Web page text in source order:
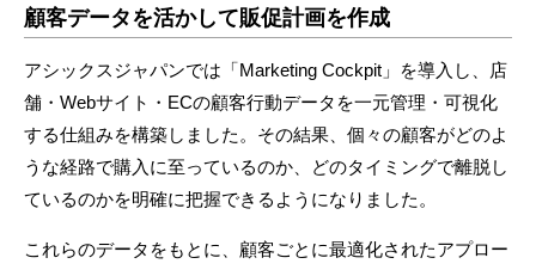
顧客データを活かして販促計画を作成
アシックスジャパンでは「Marketing Cockpit」を導入し、店
舗・Webサイト・ECの顧客行動データを一元管理・可視化
する仕組みを構築しました。その結果、個々の顧客がどのよ
うな経路で購入に至っているのか、どのタイミングで離脱し
ているのかを明確に把握できるようになりました。
これらのデータをもとに、顧客ごとに最適化されたアプロー